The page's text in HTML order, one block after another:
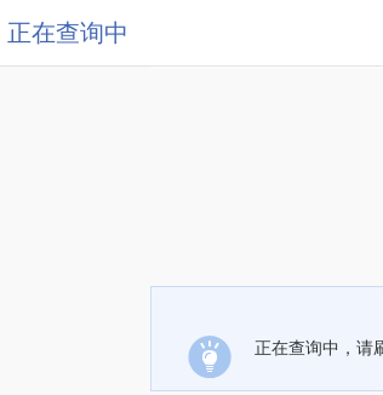
正在查询中
正在查询中，请